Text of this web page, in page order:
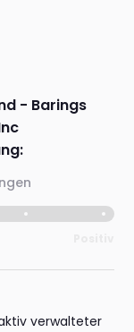
- Barings
verwalteter